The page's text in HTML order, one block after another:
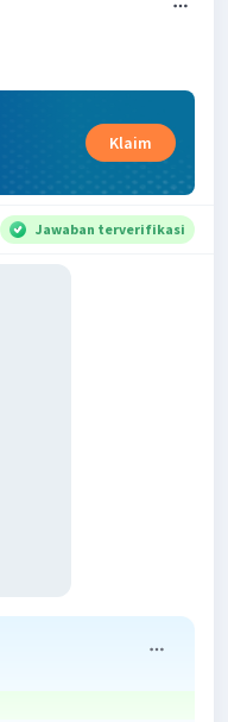
Klaim
Jawaban terverifikasi